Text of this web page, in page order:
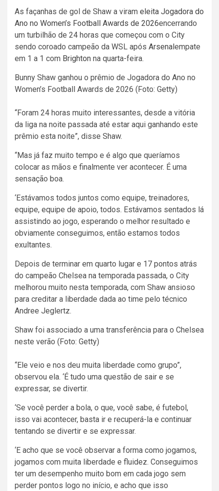
As façanhas de gol de Shaw a viram eleita Jogadora do
Ano no Women’s Football Awards de 2026encerrando
um turbilhão de 24 horas que começou com o City
sendo coroado campeão da WSL após Arsenal empate
em 1 a 1 com Brighton na quarta-feira.
Bunny Shaw ganhou o prêmio de Jogadora do Ano no
Women’s Football Awards de 2026 (Foto: Getty)
“Foram 24 horas muito interessantes, desde a vitória
da liga na noite passada até estar aqui ganhando este
prêmio esta noite”, disse Shaw.
“Mas já faz muito tempo e é algo que queríamos
colocar as mãos e finalmente ver acontecer. É uma
sensação boa.
‘Estávamos todos juntos como equipe, treinadores,
equipe, equipe de apoio, todos. Estávamos sentados lá
assistindo ao jogo, esperando o melhor resultado e
obviamente conseguimos, então estamos todos
exultantes.
Depois de terminar em quarto lugar e 17 pontos atrás
do campeão Chelsea na temporada passada, o City
melhorou muito nesta temporada, com Shaw ansioso
para creditar a liberdade dada ao time pelo técnico
Andree Jeglertz.
Shaw foi associado a uma transferência para o Chelsea
neste verão (Foto: Getty)
“Ele veio e nos deu muita liberdade como grupo”,
observou ela. ‘É tudo uma questão de sair e se
expressar, se divertir.
‘Se você perder a bola, o que, você sabe, é futebol,
isso vai acontecer, basta ir e recuperá-la e continuar
tentando se divertir e se expressar.
‘E acho que se você observar a forma como jogamos,
jogamos com muita liberdade e fluidez. Conseguimos
ter um desempenho muito bom em cada jogo sem
perder pontos logo no início, e acho que isso